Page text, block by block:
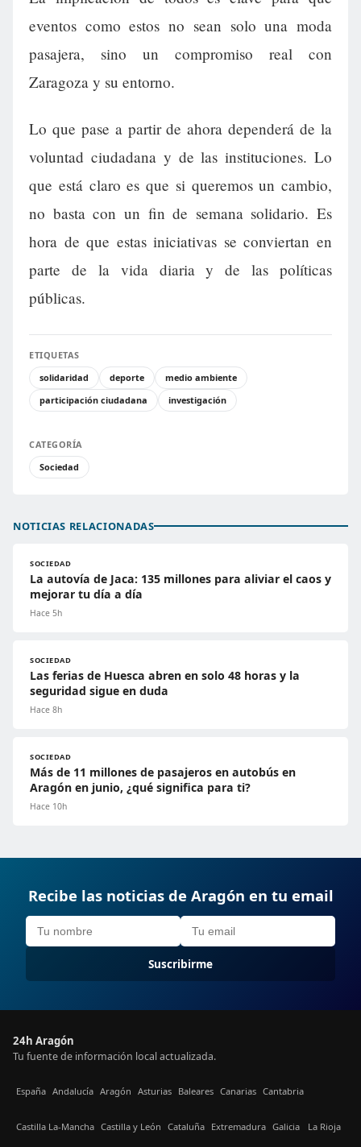
eventos como estos no sean solo una moda
pasajera, sino un compromiso real con
Zaragoza y su entorno.
Lo que pase a partir de ahora dependerá de la
voluntad ciudadana y de las instituciones. Lo
que está claro es que si queremos un cambio,
no basta con un fin de semana solidario. Es
hora de que estas iniciativas se conviertan en
parte de la vida diaria y de las políticas
públicas.
ETIQUETAS
solidaridad
deporte
medio ambiente
participación ciudadana
investigación
CATEGORÍA
Sociedad
NOTICIAS RELACIONADAS
SOCIEDAD
La autovía de Jaca: 135 millones para aliviar el caos y
mejorar tu día a día
Hace 5h
SOCIEDAD
Las ferias de Huesca abren en solo 48 horas y la
seguridad sigue en duda
Hace 8h
SOCIEDAD
Más de 11 millones de pasajeros en autobús en
Aragón en junio, ¿qué significa para ti?
Hace 10h
Recibe las noticias de Aragón en tu email
Suscribirme
24h Aragón
Tu fuente de información local actualizada.
España Andalucía Aragón Asturias Baleares Canarias Cantabria
Castilla La-Mancha Castilla y León Cataluña Extremadura Galicia La Rioja